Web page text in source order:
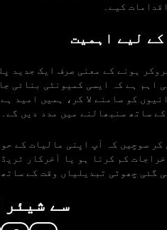
کیے۔
اہم ہے کہ ایسی کمیونٹی بنائی
کو سامنے لا کر، ہمیں امید
ساتھ سنبھالنے میں مدد دیں گے۔
کر سوچیں کہ آپ اپنی مالیات کے
کم کرنا ہو یا آخرکار
گئی چھوٹی تبدیلیاں وقت کے
سے شیئر